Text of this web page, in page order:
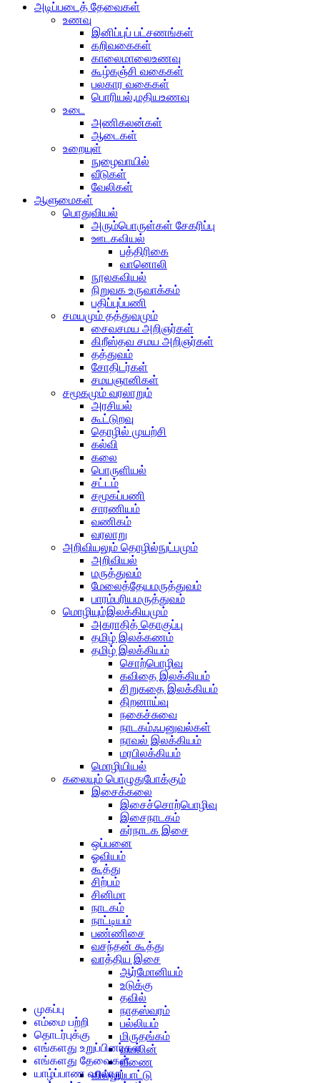
அடிப்படைத் தேவைகள்
உணவு
இனிப்புப் பட்சணங்கள்
கறிவகைகள்
காலைமாலைஉணவு
கூழ்கஞ்சி வகைகள்
பலகார வகைகள்
பொரியல்,மதியஉணவு
உடை
அணிகலன்கள்
ஆடைகள்
உறையுள்
நுழைவாயில்
வீடுகள்
வேலிகள்
ஆளுமைகள்
பொதுவியல்
அரும்பொருள்கள் சேகரிப்பு
ஊடகவியல்
பத்திரிகை
வானொலி
நூலகவியல்
நிறுவக உருவாக்கம்
பதிப்புப்பணி
சமயமும் தத்துவமும்
சைவசமய அறிஞர்கள்
கிறீஸ்தவ சமய அறிஞர்கள்
தத்துவம்
சோதிடர்கள்
சமயஞானிகள்
சமூகமும் வரலாறும்
அரசியல்
கூட்டுறவு
தொழில் முயற்சி
கல்வி
கலை
பொருளியல்
சட்டம்
சமூகப்பணி
சாரணியம்
வணிகம்
வரலாறு
அறிவியலும் தொழில்நுட்பமும்
அறிவியல்
மருத்துவம்
மேலைத்தேயமருத்துவம்
பாரம்பரியமருத்துவம்
மொழியும்இலக்கியமும்
அகராதித் தொகுப்பு
தமிழ் இலக்கணம்
தமிழ் இலக்கியம்
சொற்பொழிவு
கவிதை இலக்கியம்
சிறுகதை இலக்கியம்
திறனாய்வு
நகைச்சுவை
நாடகம்ஃபனுவல்கள்
நாவல் இலக்கியம்
மரபிலக்கியம்
மொழியியல்
கலையும் பொழுதுபோக்கும்
இசைக்கலை
இசைச்சொற்பொழிவு
இசைநாடகம்
கர்நாடக இசை
ஒப்பனை
ஓவியம்
கூத்து
சிற்பம்
சினிமா
நாடகம்
நாட்டியம்
பண்ணிசை
வசந்தன் கூத்து
வாத்திய இசை
ஆர்மோனியம்
உடுக்கு
தவில்
நாதஸ்வரம்
பல்லியம்
மிருதங்கம்
வயலின்
வீணை
வில்லுப்பாட்டு
முகப்பு
எம்மை பற்றி
தொடர்புக்கு
எங்களது உறுப்பினர்கள்
எங்களது தேவைகள்
யாழ்ப்பாண வரலாறு